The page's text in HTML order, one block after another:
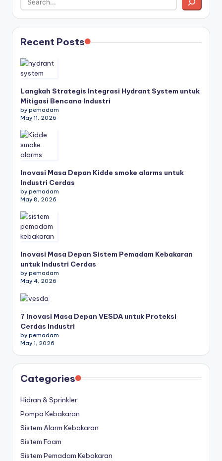
Recent Posts
Langkah Strategis Integrasi Hydrant System untuk
Mitigasi Bencana Industri
by pemadam
May 11, 2026
Inovasi Masa Depan Kidde smoke alarms untuk
Industri Cerdas
by pemadam
May 8, 2026
Inovasi Masa Depan Sistem Pemadam Kebakaran
untuk Industri Cerdas
by pemadam
May 4, 2026
7 Inovasi Masa Depan VESDA untuk Proteksi
Cerdas Industri
by pemadam
May 1, 2026
Categories
Hidran & Sprinkler
Pompa Kebakaran
Sistem Alarm Kebakaran
Sistem Foam
Sistem Pemadam Kebakaran